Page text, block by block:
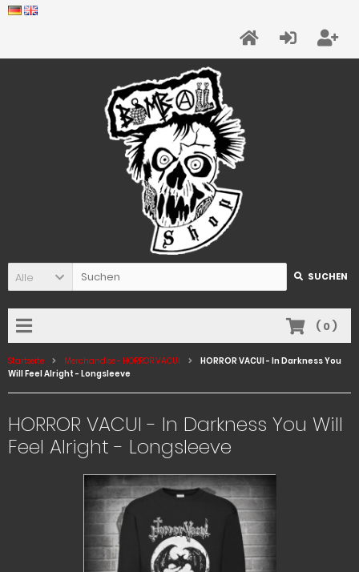
Alle SUCHEN
( 0)
Startseite Merchandise - HORROR VACUI
HORROR VACUI - In Darkness You
Will Feel Alright - Longsleeve
HORROR VACUI - In Darkness You Will
Feel Alright - Longsleeve